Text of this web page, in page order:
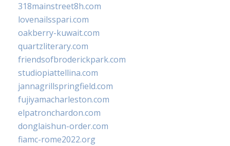
318mainstreet8h.com
lovenailsspari.com
oakberry-kuwait.com
quartzliterary.com
friendsofbroderickpark.com
studiopiattellina.com
jannagrillspringfield.com
fujiyamacharleston.com
elpatronchardon.com
donglaishun-order.com
fiamc-rome2022.org